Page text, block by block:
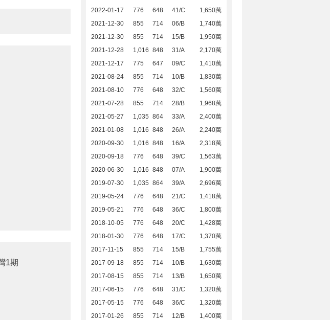
1期
2022-01-17
776 648 41/C
1,650萬
2021-12-30
855 714 06/B
1,740萬
2021-12-30
855 714 15/B
1,950萬
2021-12-28
1,016 848 31/A
2,170萬
2021-12-17
775 647 09/C
1,410萬
2021-08-24
855 714 10/B
1,830萬
2021-08-10
776 648 32/C
1,560萬
2021-07-28
855 714 28/B
1,968萬
2021-05-27
1,035 864 33/A
2,400萬
2021-01-08
1,016 848 26/A
2,240萬
2020-09-30
1,016 848 16/A
2,318萬
2020-09-18
776 648 39/C
1,563萬
2020-06-30
1,016 848 07/A
1,900萬
2019-07-30
1,035 864 39/A
2,696萬
2019-05-24
776 648 21/C
1,418萬
2019-05-21
776 648 36/C
1,800萬
2018-10-05
776 648 20/C
1,428萬
2018-01-30
776 648 17/C
1,370萬
2017-11-15
855 714 15/B
1,755萬
2017-09-18
855 714 10/B
1,630萬
2017-08-15
855 714 13/B
1,650萬
2017-06-15
776 648 31/C
1,320萬
2017-05-15
776 648 36/C
1,320萬
2017-01-26
855 714 12/B
1,400萬